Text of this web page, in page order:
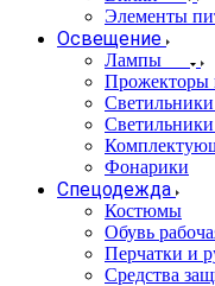
Элементы
Освещение
Лампы
Прожекторы
Фонарики
Спецодежда
Костюмы
Обувь
Перчатки и
Средства